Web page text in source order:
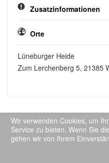
Zusatzinformationen
Orte
Lüneburger Heide
Zum Lerchenberg 5, 21385
Wir verwenden Cookies, um
Service zu bieten. Wenn Sie
gehen wir von Ihrem